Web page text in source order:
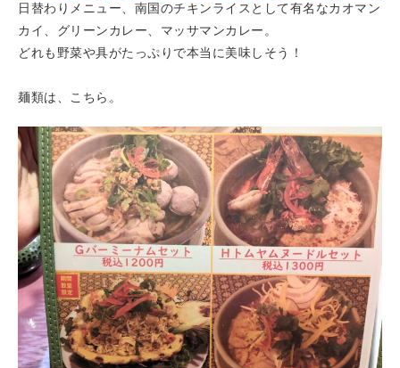
日替わりメニュー、南国のチキンライスとして有名なカオマン
カイ、グリーンカレー、マッサマンカレー。
どれも野菜や具がたっぷりで本当に美味しそう！
麺類は、こちら。